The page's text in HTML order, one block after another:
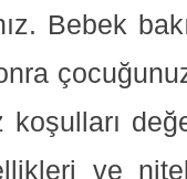
Bebek
koşulları
ve